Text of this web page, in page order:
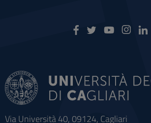
Via Università 40, 09124, Cagliari